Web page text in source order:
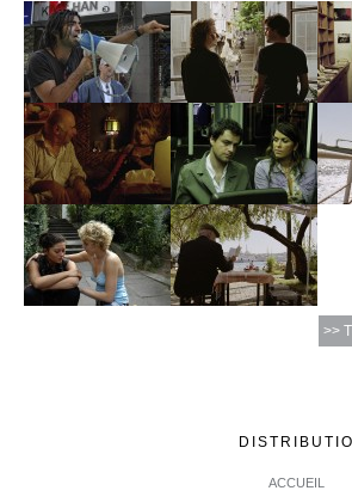
>>
ACCUEIL